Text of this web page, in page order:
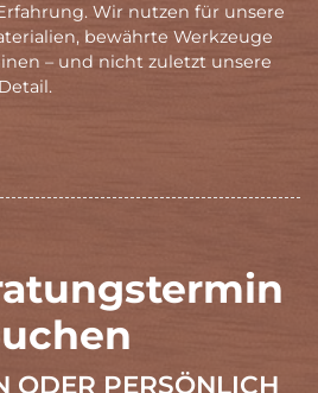
Wir nutzen für unsere
bewährte Werkzeuge
– und nicht zuletzt unsere
ODER PERSÖNLICH